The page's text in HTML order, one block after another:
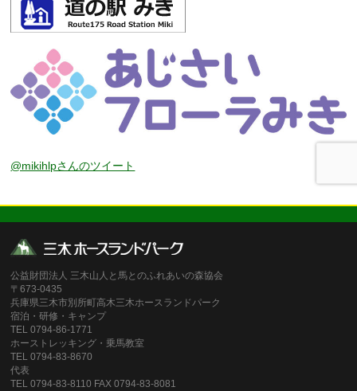
@mikihlpさんのツイート
公益財団法人 三木山人と馬とのふれあいの森協会
〒673-0435
兵庫県三木市別所町高木三木ホースランドパーク
宿泊・研修・キャンプ
TEL 0794-86-1771
ホーストレッキング・乗馬教室
TEL 0794-83-8670
代表
TEL 0794-83-8110 FAX 0794-83-8081